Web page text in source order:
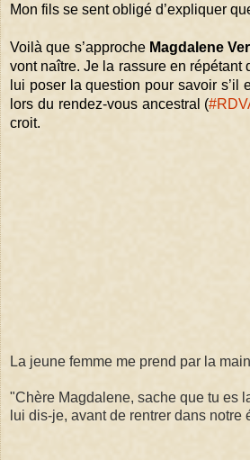
Mon fils se sent obligé d’expliquer
Voilà que s’approche Magdalene
vont naître. Je la rassure en répétant
lui poser la question pour savoir
lors du rendez-vous ancestral (
croit.
La jeune femme me prend par la
"Chère Magdalene, sache que tu es
lui dis-je, avant de rentrer dans notre